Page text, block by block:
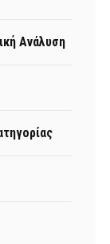
Ανάλυση